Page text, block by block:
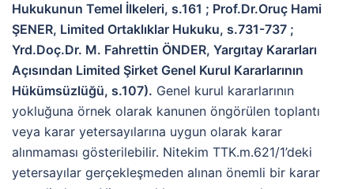
Hukukunun Temel İlkeleri, s.161 ; Prof.Dr.Oruç Hami
ŞENER, Limited Ortaklıklar Hukuku, s.731-737 ;
Yrd.Doç.Dr. M. Fahrettin ÖNDER, Yargıtay Kararları
Açısından Limited Şirket Genel Kurul Kararlarının
Hükümsüzlüğü, s.107). Genel kurul kararlarının
yokluğuna örnek olarak kanunen öngörülen toplantı
veya karar yetersayılarına uygun olarak karar
alınmaması gösterilebilir. Nitekim TTK.m.621/1’deki
yetersayılar gerçekleşmeden alınan önemli bir karar